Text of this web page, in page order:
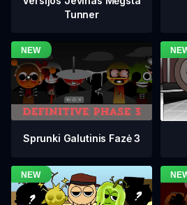
Tunner
Sprunki Galutinis Fazė 3